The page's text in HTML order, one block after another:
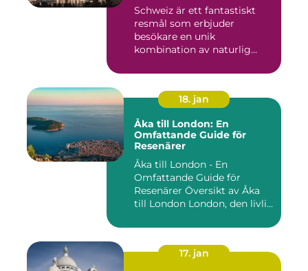
Schweiz är ett fantastiskt
resmål som erbjuder
besökare en unik
kombination av naturlig
18. jan
Åka till London: En
Omfattande Guide för
Resenärer
Åka till London - En
Omfattande Guide för
Resenärer Översikt av Åka
till London London, den livli...
17. jan